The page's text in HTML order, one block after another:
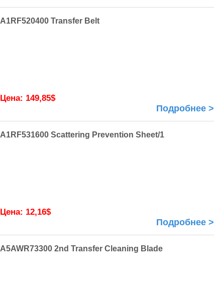
A1RF520400 Transfer Belt
Цена: 149,85$
Подробнее >
A1RF531600 Scattering Prevention Sheet/1
Цена: 12,16$
Подробнее >
A5AWR73300 2nd Transfer Cleaning Blade